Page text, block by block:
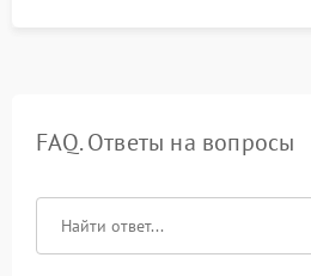
FAQ. Ответы на вопросы